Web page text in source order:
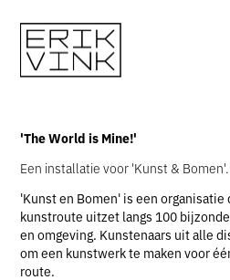
'The World is Mine!'
Een installatie voor 'Kunst &
'Kunst en Bomen' is een organisatie
kunstroute uitzet langs 100
en omgeving. Kunstenaars uit alle
om een kunstwerk te maken voor
route.